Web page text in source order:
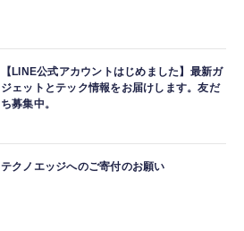
【LINE公式アカウントはじめました】最新ガ
ジェットとテック情報をお届けします。友だ
ち募集中。
テクノエッジへのご寄付のお願い